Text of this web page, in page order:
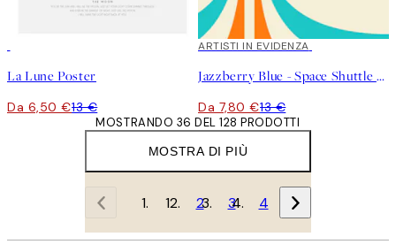
La Lune Poster
Da 6,50 €13 €
40%*
ARTISTI IN EVIDENZA
Jazzberry Blue - Space Shuttle No1 Poster
Da 7,80 €13 €
MOSTRA DI PIÙ
MOSTRANDO 36 DEL 128 PRODOTTI
1 2 3 4